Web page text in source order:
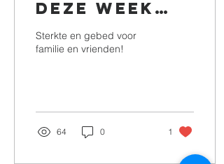
deze week
afscheid van
Yvonne.
Sterkte en gebed voor
familie en vrienden!
64 0 1